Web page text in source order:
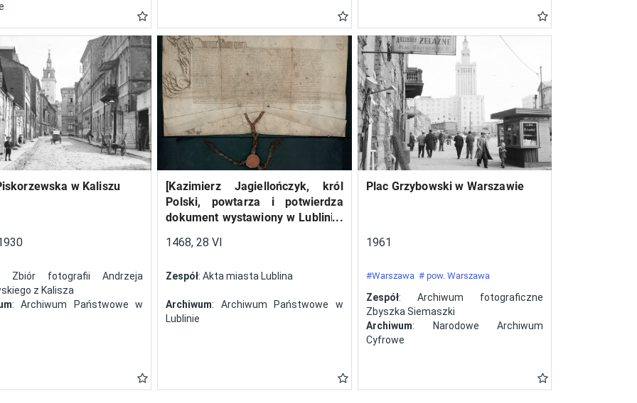
w Kaliszu
Zbiór fotografii Andrzeja
z Kalisza
: Archiwum Państwowe w
[Kazimierz Jagiellończyk, król
Polski, powtarza i potwierdza
dokument wystawiony w Lublinie,
Szczekocin, starostę
1468, 28 VI
Zespół: Akta miasta Lublina
Archiwum: Archiwum Państwowe w
Lublinie
Plac Grzybowski w Warszawie
1961
#Warszawa # pow. Warszawa
Zespół: Archiwum fotograficzne
Zbyszka Siemaszki
Archiwum: Narodowe Archiwum
Cyfrowe